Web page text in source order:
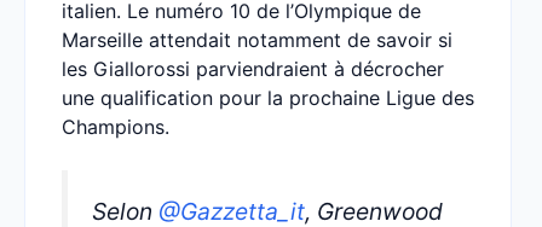
italien. Le numéro 10 de l’Olympique de
Marseille attendait notamment de savoir si
les Giallorossi parviendraient à décrocher
une qualification pour la prochaine Ligue des
Champions.
Selon @Gazzetta_it, Greenwood